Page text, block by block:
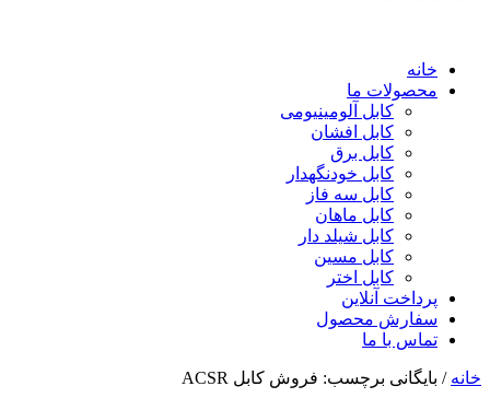
خانه
محصولات ما
کابل آلومینیومی
کابل افشان
کابل برق
کابل خودنگهدار
کابل سه فاز
کابل ماهان
کابل شیلد دار
کابل مسین
کابل اختر
پرداخت آنلاین
سفارش محصول
تماس با ما
خانه / بایگانی برچسب: فروش کابل ACSR